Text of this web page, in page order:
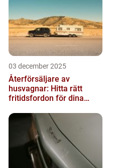
03 december 2025
Återförsäljare av
husvagnar: Hitta rätt
fritidsfordon för dina